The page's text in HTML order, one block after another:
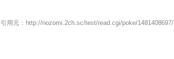
引用元：http://nozomi.2ch.sc/test/read.cgi/poke/1481408697/